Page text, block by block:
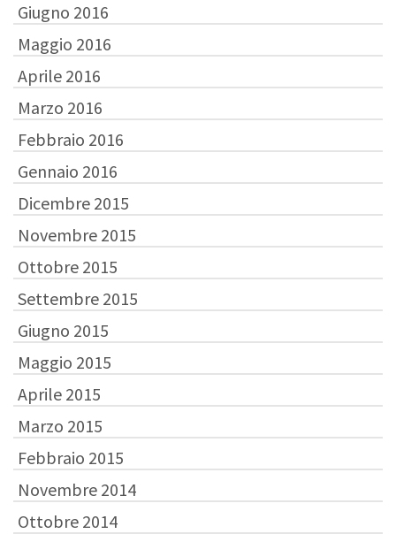
Giugno 2016
Maggio 2016
Aprile 2016
Marzo 2016
Febbraio 2016
Gennaio 2016
Dicembre 2015
Novembre 2015
Ottobre 2015
Settembre 2015
Giugno 2015
Maggio 2015
Aprile 2015
Marzo 2015
Febbraio 2015
Novembre 2014
Ottobre 2014